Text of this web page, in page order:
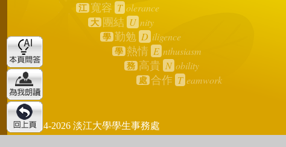
江 寬容 T olerance
大 團結 U nity
學 勤勉 D iligence
學 熱情 E nthusiasm
務 高貴 N obility
處 合作 T eamwork
2024-2026 淡江大學學生事務處